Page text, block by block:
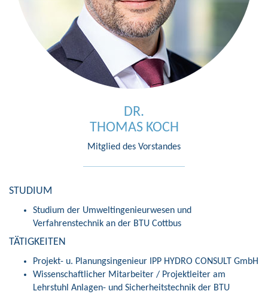
DR.
THOMAS KOCH
Mitglied des Vorstandes
STUDIUM
Studium der Umweltingenieurwesen und
Verfahrenstechnik an der BTU Cottbus
TÄTIGKEITEN
Projekt- u. Planungsingenieur IPP HYDRO CONSULT GmbH
Wissenschaftlicher Mitarbeiter / Projektleiter am
Lehrstuhl Anlagen- und Sicherheitstechnik der BTU